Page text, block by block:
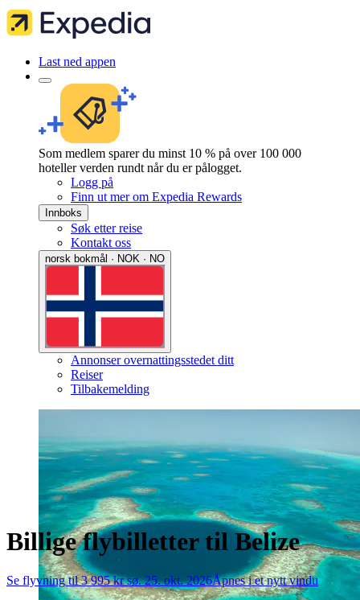
Last ned appen
Som medlem sparer du minst 10 % på over 100 000
hoteller verden rundt når du er pålogget.
Logg på
Finn ut mer om Expedia Rewards
Innboks
Søk etter reise
Kontakt oss
norsk bokmål · NOK · NO
Annonser overnattingsstedet ditt
Reiser
Tilbakemelding
Billige flybilletter til Belize
Se flyvning til 3 995 kr sø. 25. okt. 2026Åpnes i et nytt vindu